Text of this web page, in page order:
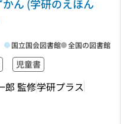
ん (学研のえほん
児童書
郎 監修学研プラス
国立国会図書館 全国の図書館